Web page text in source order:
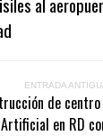
ENTRADA
de centro
en RD